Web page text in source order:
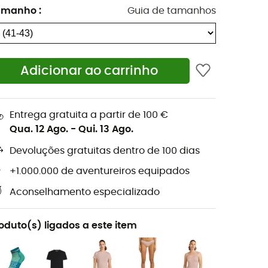
: Guia de tamanhos
Adicionar ao carrinho
Entrega gratuita a partir de 100 €
Qua. 12 Ago. - Qui. 13 Ago.
Devoluções gratuitas dentro de 100 dias
+1.000.000 de aventureiros equipados
Aconselhamento especializado
ligados a este item